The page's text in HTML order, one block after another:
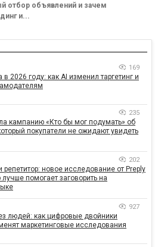
отбор объявлений и зачем
и...
169
2026 году: как AI изменил таргетинг и
235
кампанию «Кто бы мог подумать» об
покупатели не ожидают увидеть
202
новое исследование от Preply
помогает заговорить на
927
людей: как цифровые двойники
маркетинговые исследования